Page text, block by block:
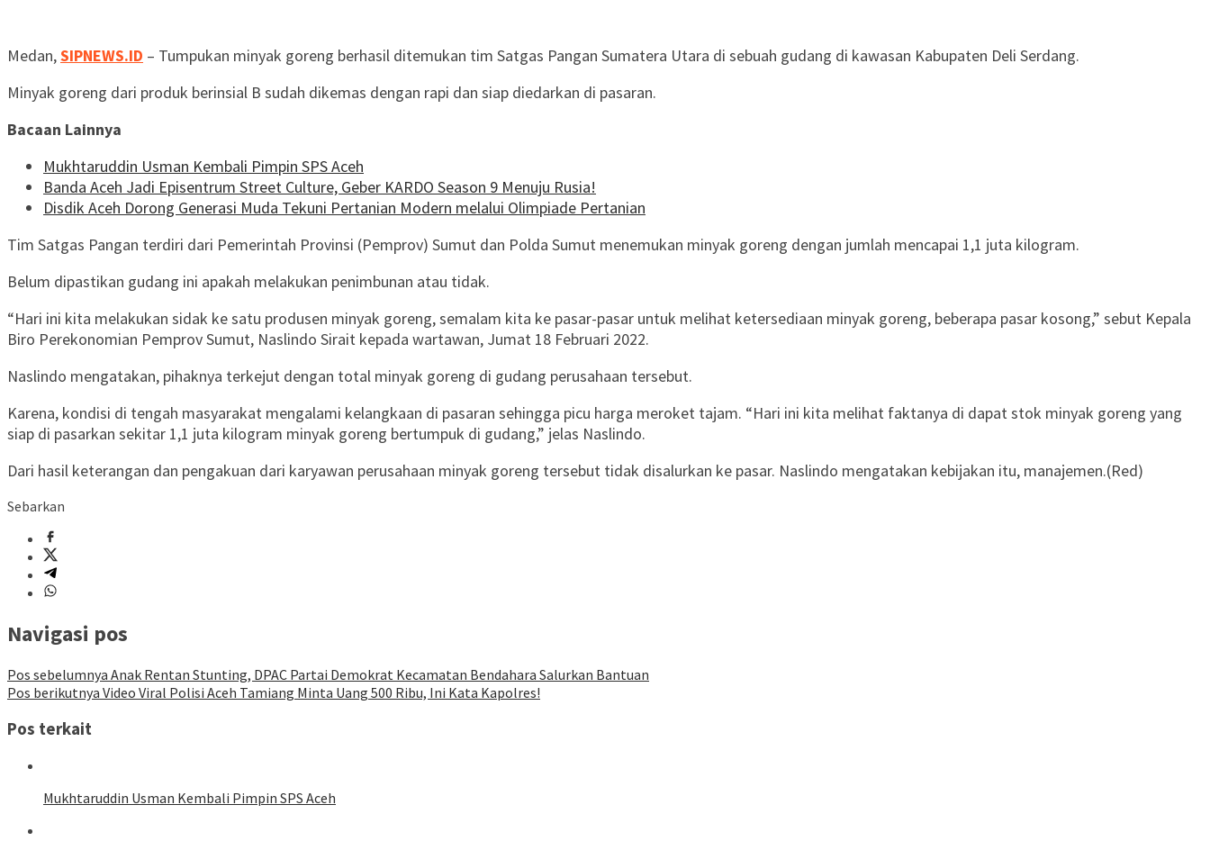
Medan,SIPNEWS.ID – Tumpukan minyak goreng berhasil ditemukan tim Satgas Pangan Sumatera Utara di sebuah gudang di kawasan Kabupaten Deli Serdang.
Minyak goreng dari produk berinsial B sudah dikemas dengan rapi dan siap diedarkan di pasaran.
Bacaan Lainnya
Mukhtaruddin Usman Kembali Pimpin SPS Aceh
Banda Aceh Jadi Episentrum Street Culture, Geber KARDO Season 9 Menuju Rusia!
Disdik Aceh Dorong Generasi Muda Tekuni Pertanian Modern melalui Olimpiade Pertanian
Tim Satgas Pangan terdiri dari Pemerintah Provinsi (Pemprov) Sumut dan Polda Sumut menemukan minyak goreng dengan jumlah mencapai 1,1 juta kilogram.
Belum dipastikan gudang ini apakah melakukan penimbunan atau tidak.
“Hari ini kita melakukan sidak ke satu produsen minyak goreng, semalam kita ke pasar-pasar untuk melihat ketersediaan minyak goreng, beberapa pasar kosong,” sebut Kepala
Biro Perekonomian Pemprov Sumut, Naslindo Sirait kepada wartawan, Jumat 18 Februari 2022.
Naslindo mengatakan, pihaknya terkejut dengan total minyak goreng di gudang perusahaan tersebut.
Karena, kondisi di tengah masyarakat mengalami kelangkaan di pasaran sehingga picu harga meroket tajam. “Hari ini kita melihat faktanya di dapat stok minyak goreng yang
siap di pasarkan sekitar 1,1 juta kilogram minyak goreng bertumpuk di gudang,” jelas Naslindo.
Dari hasil keterangan dan pengakuan dari karyawan perusahaan minyak goreng tersebut tidak disalurkan ke pasar. Naslindo mengatakan kebijakan itu, manajemen.(Red)
Sebarkan
Navigasi pos
Pos sebelumnya Anak Rentan Stunting, DPAC Partai Demokrat Kecamatan Bendahara Salurkan Bantuan
Pos berikutnya Video Viral Polisi Aceh Tamiang Minta Uang 500 Ribu, Ini Kata Kapolres!
Pos terkait
Mukhtaruddin Usman Kembali Pimpin SPS Aceh